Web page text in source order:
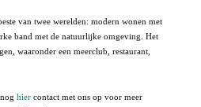
van twee werelden: modern wonen met
band met de natuurlijke omgeving. Het
waaronder een meerclub, restaurant,
hier contact met ons op voor meer